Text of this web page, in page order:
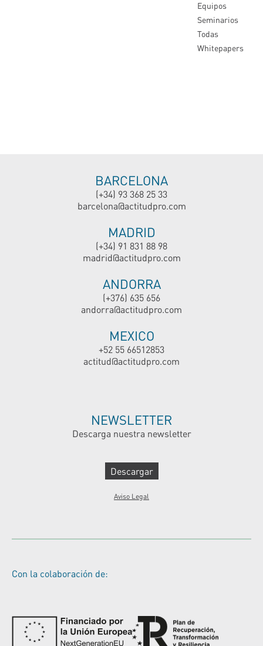
Equipos
Seminarios
Todas
Whitepapers
BARCELONA
(+34) 93 368 25 33
barcelona@actitudpro.com
MADRID
(+34) 91 831 88 98
madrid@actitudpro.com
ANDORRA
(+376) 635 656
andorra@actitudpro.com
MEXICO
+52 55 66512853
actitud@actitudpro.com
NEWSLETTER
Descarga nuestra newsletter
Descargar
Aviso Legal
Con la colaboración de: